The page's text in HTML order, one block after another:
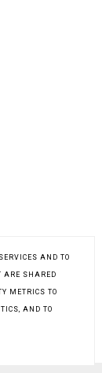
AND TO
ARE SHARED
METRICS TO
AND TO